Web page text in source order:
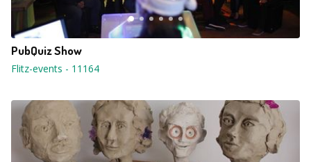
PubQuiz Show
Flitz-events - 11164